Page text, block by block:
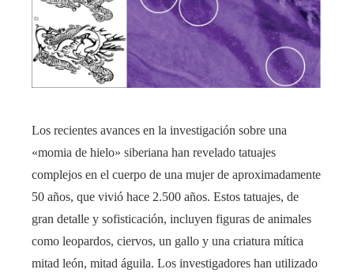
Los recientes avances en la investigación sobre una
«momia de hielo» siberiana han revelado tatuajes
complejos en el cuerpo de una mujer de aproximadamente
50 años, que vivió hace 2.500 años. Estos tatuajes, de
gran detalle y sofisticación, incluyen figuras de animales
como leopardos, ciervos, un gallo y una criatura mítica
mitad león, mitad águila. Los investigadores han utilizado